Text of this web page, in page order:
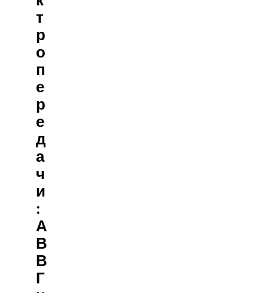
Т
Р
О
П
Е
Р
Е
Д
А
Ч
И
:
А
В
В
Г